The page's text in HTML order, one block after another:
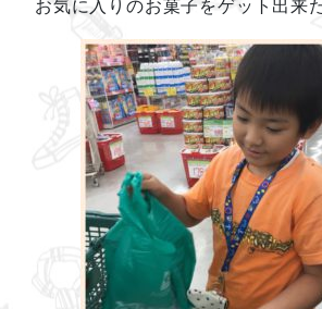
お気に入りのお菓子をゲット出来